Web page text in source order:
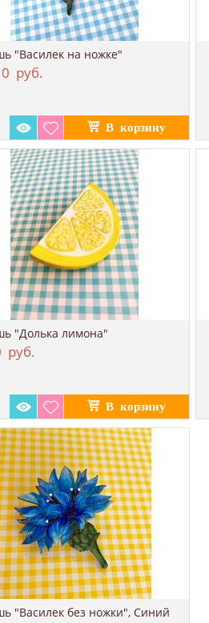
"Василек на ножке"
руб.
"Долька лимона"
руб.
"Василек без ножки", Синий